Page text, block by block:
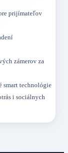
prijímateľov
zámerov za
smart technológie
i sociálnych